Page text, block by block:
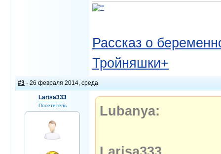
Рассказ о
Тройняшки+
#3 - 26 февраля 2014, среда
Larisa333
Посетитель Lubanya: